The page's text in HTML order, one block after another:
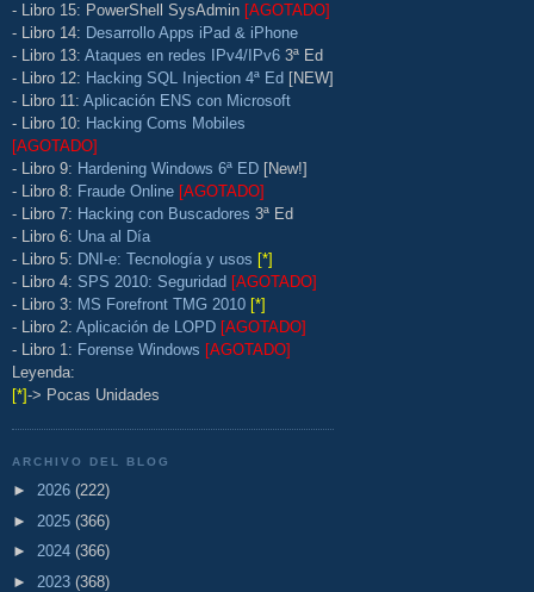
- Libro 15: PowerShell SysAdmin [AGOTADO]
- Libro 14: Desarrollo Apps iPad & iPhone
- Libro 13: Ataques en redes IPv4/IPv6 3ª Ed
- Libro 12: Hacking SQL Injection 4ª Ed [NEW]
- Libro 11: Aplicación ENS con Microsoft
- Libro 10: Hacking Coms Mobiles
[AGOTADO]
- Libro 9: Hardening Windows 6ª ED [New!]
- Libro 8: Fraude Online [AGOTADO]
- Libro 7: Hacking con Buscadores 3ª Ed
- Libro 6: Una al Día
- Libro 5: DNI-e: Tecnología y usos [*]
- Libro 4: SPS 2010: Seguridad [AGOTADO]
- Libro 3: MS Forefront TMG 2010 [*]
- Libro 2: Aplicación de LOPD [AGOTADO]
- Libro 1: Forense Windows [AGOTADO]
Leyenda:
[*]-> Pocas Unidades
ARCHIVO DEL BLOG
► 2026 (222)
► 2025 (366)
► 2024 (366)
► 2023 (368)